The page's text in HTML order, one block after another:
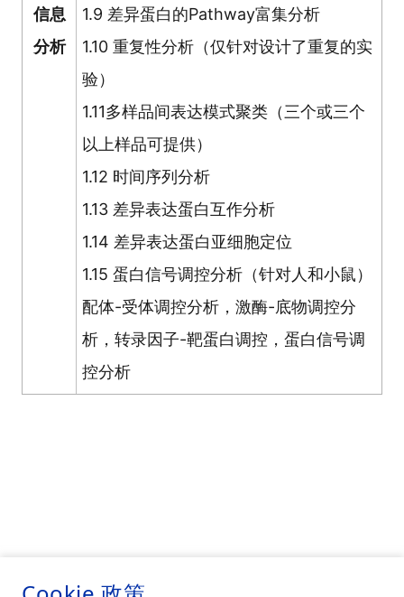
信息
分析
1.9 差异蛋白的Pathway富集分析
1.10 重复性分析（仅针对设计了重复的实
验）
1.11多样品间表达模式聚类（三个或三个
以上样品可提供）
1.12 时间序列分析
1.13 差异表达蛋白互作分析
1.14 差异表达蛋白亚细胞定位
1.15 蛋白信号调控分析（针对人和小鼠）
配体-受体调控分析，激酶-底物调控分
析，转录因子-靶蛋白调控，蛋白信号调
控分析